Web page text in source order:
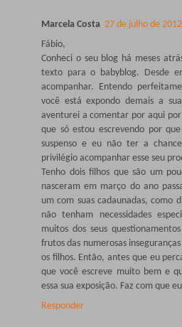
Marcela Costa 27 de julho de
Fábio,
Conheci o seu blog há meses
texto para o babyblog. Desde
acompanhar. Entendo
você está expondo demais a
aventurei a comentar por aqui
que só estou escrevendo por
suspenso e eu não ter a
privilégio acompanhar esse seu
Tenho dois filhos que são um
nasceram em março do ano
um com suas cadaunadas, como
não tenham necessidades
muitos dos seus
frutos das numerosas
os filhos. Então, antes que eu
que você escreve muito bem e
essa sua exposição. Faz com que
Responder